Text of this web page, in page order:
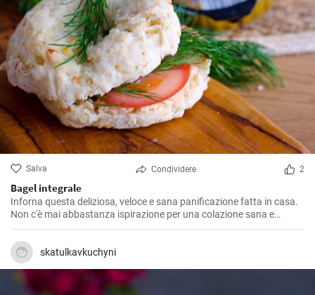
Salva Condividere 2
Bagel integrale
Inforna questa deliziosa, veloce e sana panificazione fatta in casa.
Non c'è mai abbastanza ispirazione per una colazione sana e
gustosa.
skatulkavkuchyni